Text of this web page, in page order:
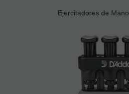
Ejercitadores de Mano